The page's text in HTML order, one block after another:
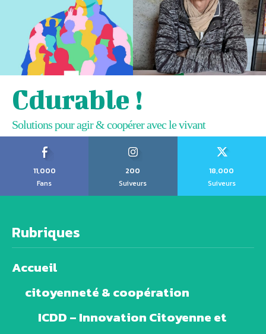
Cdurable !
Solutions pour agir & coopérer avec le vivant
11,000
Fans
200
Suiveurs
18,000
Suiveurs
Rubriques
Accueil
citoyenneté & coopération
ICDD – Innovation Citoyenne et